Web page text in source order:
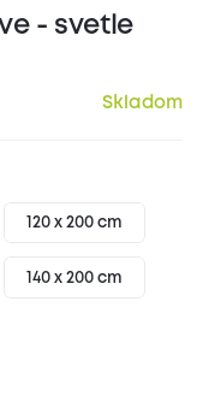
- svetle
Skladom
120 x 200 cm
140 x 200 cm